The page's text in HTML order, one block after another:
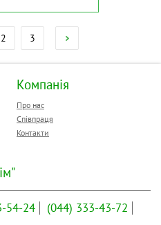
2 3
Компанія
Про нас
Співпраця
Контакти
54-24 (044) 333-43-72